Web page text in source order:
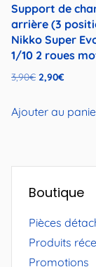
Support de
arrière (3
Nikko Super
1/10 2 roues
3,90€ Le
initial
2,90€Le
actuel
Ajouter au
Boutique
Pièces
Produits
Promotions